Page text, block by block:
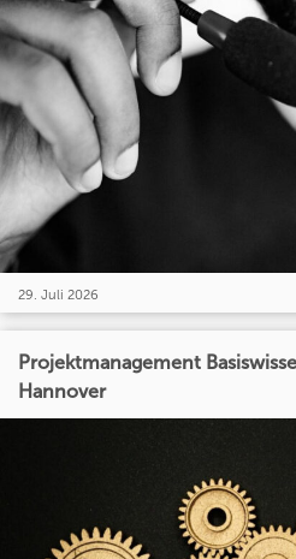
29. Juli 2026
Projektmanagement
Hannover